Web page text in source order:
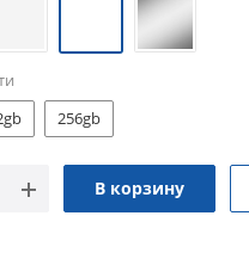
256gb
В корзину